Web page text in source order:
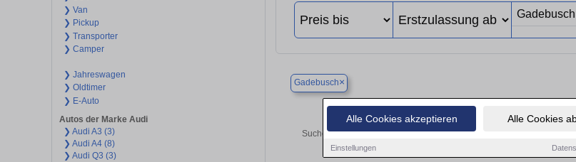
Alle Cookies akzeptieren Alle Cookies
Einstellungen
❯ Van
❯ Pickup
❯ Transporter
❯ Camper
❯ Jahreswagen
❯ Oldtimer
❯ E-Auto
Autos der Marke Audi
❯ Audi A3 (3)
❯ Audi A4 (8)
❯ Audi Q3 (3)
Gadebusch×
Finden Sie in
Suchen Sie in Gadebusch einen Audi Q4 e-tron Gebrauchtwagen?
Preisklassen